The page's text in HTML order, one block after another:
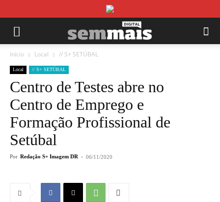
Início Local // S+ SETÚBAL
Local // S+ SETÚBAL
Centro de Testes abre no
Centro de Emprego e
Formação Profissional de
Setúbal
Por Redação S+ Imagem DR - 06/11/2020